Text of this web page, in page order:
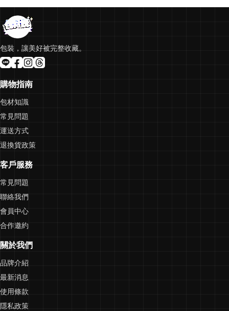
包裝，讓美好被完整收藏。
購物指南
包材知識
常見問題
運送方式
退換貨政策
客戶服務
常見問題
聯絡我們
會員中心
合作邀約
關於我們
品牌介紹
最新消息
使用條款
隱私政策